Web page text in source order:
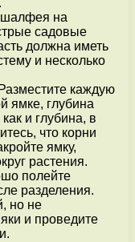
шалфея на
садовые
должна иметь
и несколько
каждую
ямке, глубина
и глубина, в
что корни
ямку,
растения.
полейте
разделения.
но не
и проведите